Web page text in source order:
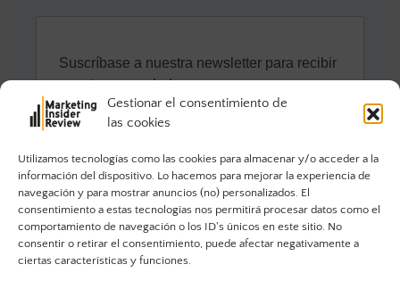
Gestionar el consentimiento de
las cookies
Utilizamos tecnologías como las cookies para almacenar y/o acceder a la
información del dispositivo. Lo hacemos para mejorar la experiencia de
navegación y para mostrar anuncios (no) personalizados. El
consentimiento a estas tecnologías nos permitirá procesar datos como el
comportamiento de navegación o los ID's únicos en este sitio. No
consentir o retirar el consentimiento, puede afectar negativamente a
ciertas características y funciones.